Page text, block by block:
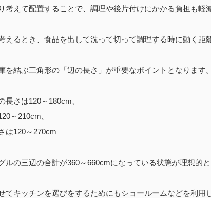
考えて配置することで、調理や後片付けにかかる負担も軽
えるとき、食品を出して洗って切って調理する時に動く距
を結ぶ三角形の「辺の長さ」が重要なポイントとなります。
長さは120～180cm、
～210cm、
は120～270cm
ルの三辺の合計が360～660cmになっている状態が理想的と
てキッチンを選びをするためにもショールームなどを利用